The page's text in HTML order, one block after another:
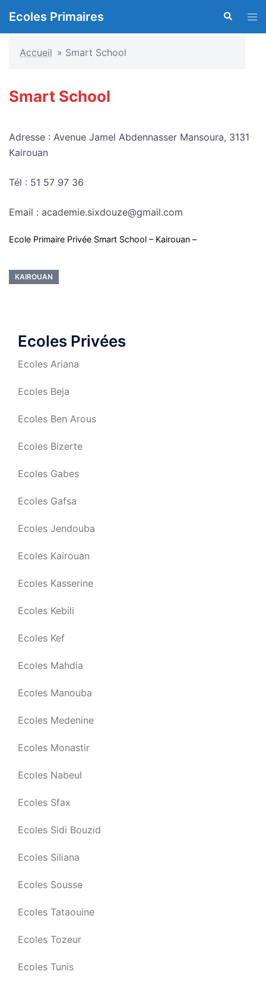
auEcoles Primaires
le
Accueil » Smart School
Smart School
Adresse : Avenue Jamel Abdennasser Mansoura, 3131
Kairouan
Tél : 51 57 97 36
Email : academie.sixdouze@gmail.com
Ecole Primaire Privée Smart School – Kairouan –
KAIROUAN
Ecoles Privées
Ecoles Ariana
Ecoles Beja
Ecoles Ben Arous
Ecoles Bizerte
Ecoles Gabes
Ecoles Gafsa
Ecoles Jendouba
Ecoles Kairouan
Ecoles Kasserine
Ecoles Kebili
Ecoles Kef
Ecoles Mahdia
Ecoles Manouba
Ecoles Medenine
Ecoles Monastir
Ecoles Nabeul
Ecoles Sfax
Ecoles Sidi Bouzid
Ecoles Siliana
Ecoles Sousse
Ecoles Tataouine
Ecoles Tozeur
Ecoles Tunis